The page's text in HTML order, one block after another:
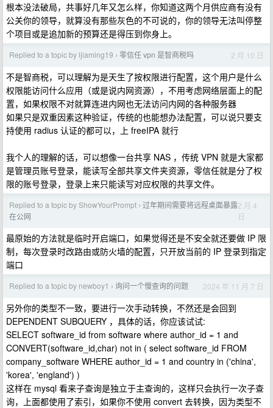
根本没法破局，共事好几年又怎么样，你知道这两个月供应商有没有
公关你的领导，就算没有那些灰色的不可说的，你的领导无法叫停整
个项目或是追加新的预算还是得压到你身上。
Replied to a topic by ljiaming19 › 零信任 vpn 是智商税吗 2 月 10 日
不是智商税，可以理解为是天生了按权限进行配置，这个用户是什么
权限能访问什么应用（或是说内网资源），不用考虑网络层面上的配
置，如果权限不对就算连进内网也无法访问内网的各种服务器
如果只是双重因素这种验证，传统的也能想办法配置，可以说只要支
持使用 radius 认证的都可以，上 freeIPA 就行
我个人的理解的话，可以想像一台共享 NAS ，传统 VPN 就是大家都
是管理员账号登录，能读写全部共享文件夹资源，零信任就是分了权
限的账号登录，登录上来只能读写对应权限的共享文件。
Replied to a topic by ShowYourPrompt › 过年期间需要将远程桌面暴露
在公网
2 月 4
日
最原始的方法就是临时开启端口，如果觉得还是不安全就还要做 IP 限
制，每次登录时改路由或防火墙的配置，只开放当前的 IP 登录到指定
端口
Replied to a topic by newboy1 › 询问一个慢查询的问题 2024 年 11 月 7 日
另外你的类型不一致，要进行一次手动转换，不然还是会回到
DEPENDENT SUBQUERY ，具体的话，你应该试试:
SELECT software_id from software where author_id = 1 and
CONVERT(software_id,char) not in ( select software_id FROM
company_software WHERE author_id = 1 and country in ('china',
'korea', 'england') )
这样在 mysql 看来子查询是独立于主查询的，这样只会执行一次子查
询，上面都使用了索引，如果你不使用 convert 去转换，因为类型不